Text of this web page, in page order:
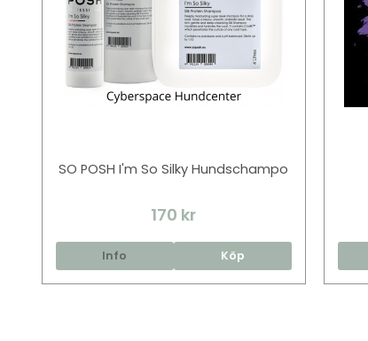
SO POSH I'm So Silky Hundschampo
170 kr
Info Köp